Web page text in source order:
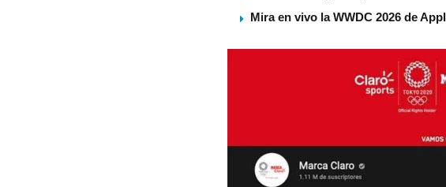
Mira en vivo la WWDC 2026 de